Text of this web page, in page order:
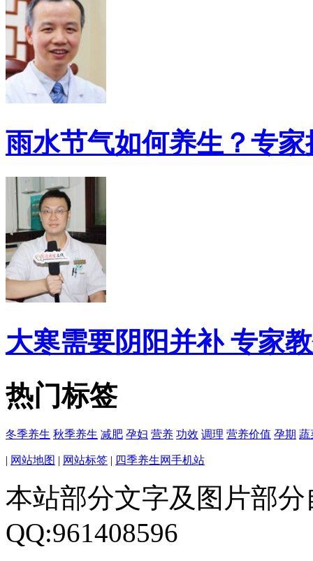
雨水节气如何养生？专
大寒需要阴阳并补 专家
热门标签
冬季养生 秋季养生 减肥 孕妇 营养 功效 调理 营养价值 孕期 蔬
网站地图 网站标签 四季养生网手机站
本站部分文字及图片部
QQ:961408596